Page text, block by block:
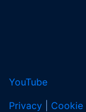
YouTube
Sezione
Privacy